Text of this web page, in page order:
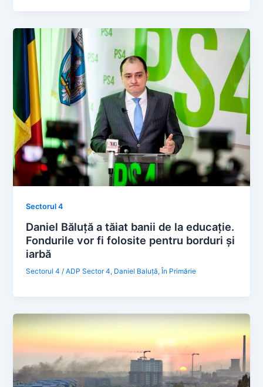
Sectorul 4
Daniel Băluță a tăiat banii de la educație.
Fondurile vor fi folosite pentru borduri și
iarbă
Sectorul 4 /ADP Sector 4, Daniel Baluță, În Primărie